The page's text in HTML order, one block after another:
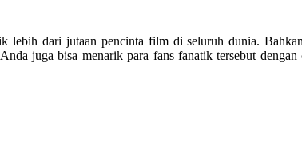
lebih dari jutaan pencinta film di seluruh dunia.
juga bisa menarik para fans fanatik tersebut